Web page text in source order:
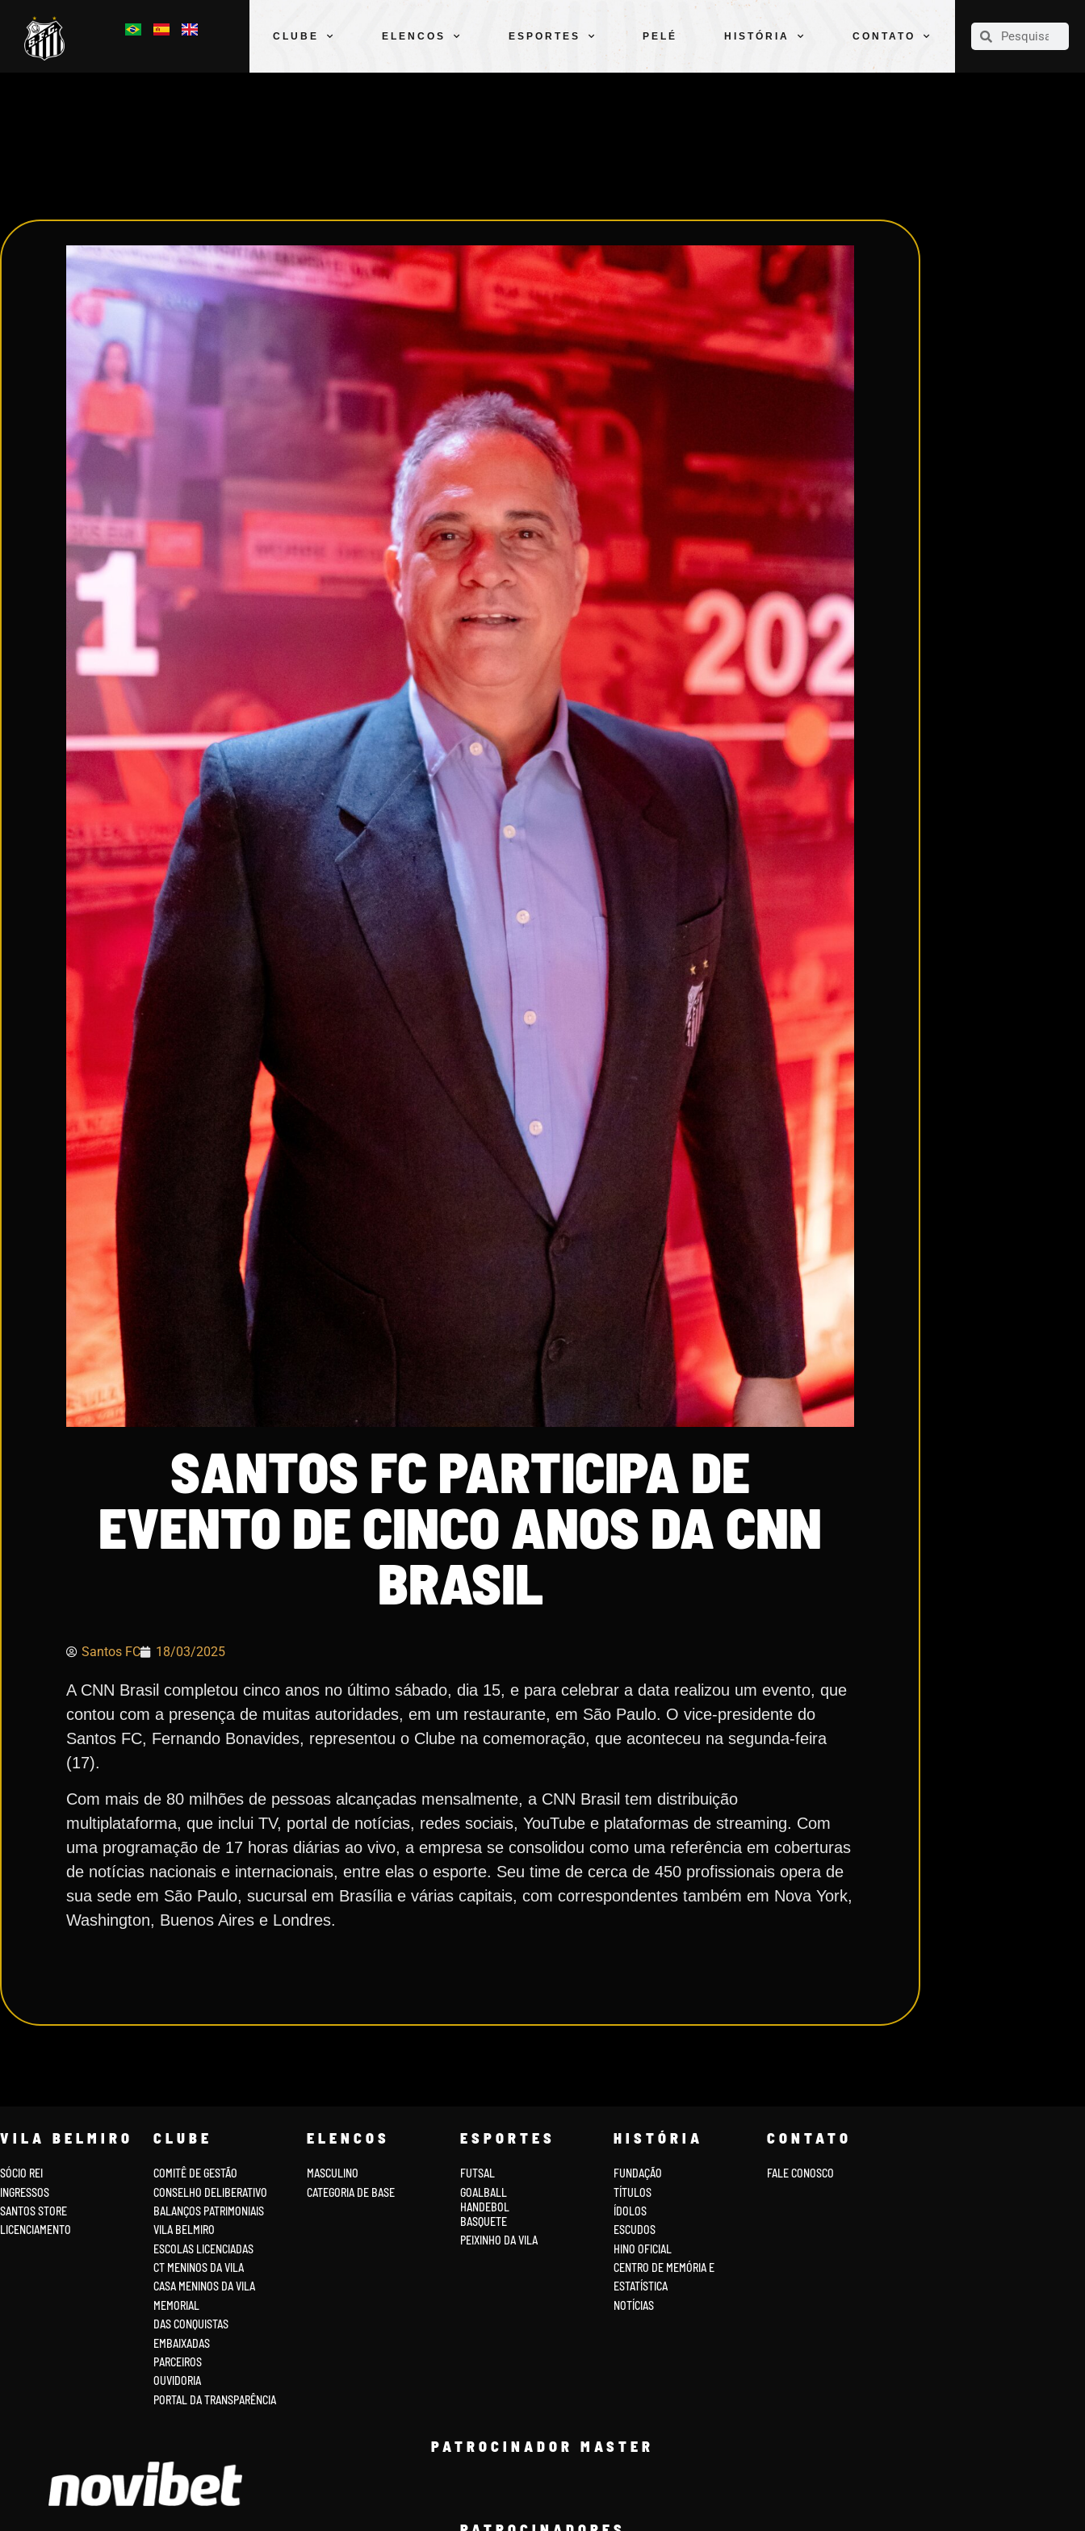
CLUBE ELENCOS ESPORTES PELÉ HISTÓRIA CONTATO
CLUBE
SANTOS FC PARTICIPA DE
EVENTO DE CINCO ANOS DA CNN
BRASIL
Santos FC 18/03/2025
A CNN Brasil completou cinco anos no último sábado, dia 15, e para celebrar a data realizou um evento, que
contou com a presença de muitas autoridades, em um restaurante, em São Paulo. O vice-presidente do
Santos FC, Fernando Bonavides, representou o Clube na comemoração, que aconteceu na segunda-feira
(17).
Com mais de 80 milhões de pessoas alcançadas mensalmente, a CNN Brasil tem distribuição
multiplataforma, que inclui TV, portal de notícias, redes sociais, YouTube e plataformas de streaming. Com
uma programação de 17 horas diárias ao vivo, a empresa se consolidou como uma referência em coberturas
de notícias nacionais e internacionais, entre elas o esporte. Seu time de cerca de 450 profissionais opera de
sua sede em São Paulo, sucursal em Brasília e várias capitais, com correspondentes também em Nova York,
Washington, Buenos Aires e Londres.
VILA BELMIRO
SÓCIO REI
INGRESSOS
SANTOS STORE
LICENCIAMENTO
CLUBE
COMITÊ DE GESTÃO
CONSELHO DELIBERATIVO
BALANÇOS PATRIMONIAIS
VILA BELMIRO
ESCOLAS LICENCIADAS
CT MENINOS DA VILA
CASA MENINOS DA VILA
MEMORIAL
DAS CONQUISTAS
EMBAIXADAS
PARCEIROS
OUVIDORIA
PORTAL DA TRANSPARÊNCIA
ELENCOS
MASCULINO
CATEGORIA DE BASE
ESPORTES
FUTSAL
GOALBALL
HANDEBOL
BASQUETE
PEIXINHO DA VILA
HISTÓRIA
FUNDAÇÃO
TÍTULOS
ÍDOLOS
ESCUDOS
HINO OFICIAL
CENTRO DE MEMÓRIA E
ESTATÍSTICA
NOTÍCIAS
CONTATO
FALE CONOSCO
PATROCINADOR MASTER